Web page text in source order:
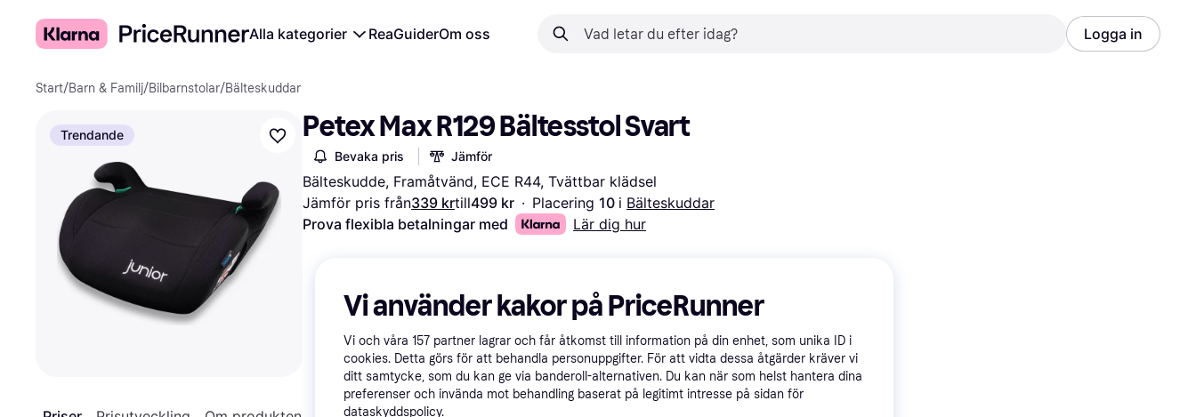
Alla kategorier ReaGuiderOm oss Logga in
Start/Barn & Familj/Bilbarnstolar/Bälteskuddar
Trendande Petex Max R129 Bältesstol Svart
Bevaka pris Jämför
Bälteskudde, Framåtvänd, ECE R44, Tvättbar klädsel
Jämför pris från339 krtill499 kr · Placering 10 i Bälteskuddar
Prova flexibla betalningar med
Lär dig hur
Vi använder kakor på PriceRunner
Vi och våra 157 partner lagrar och får åtkomst till information på din enhet, som unika ID i
cookies. Detta görs för att behandla personuppgifter. För att vidta dessa åtgärder kräver vi
ditt samtycke, som du kan ge via banderoll-alternativen. Du kan när som helst hantera dina
preferenser och invända mot behandling baserat på legitimt intresse på sidan för
dataskyddspolicy.